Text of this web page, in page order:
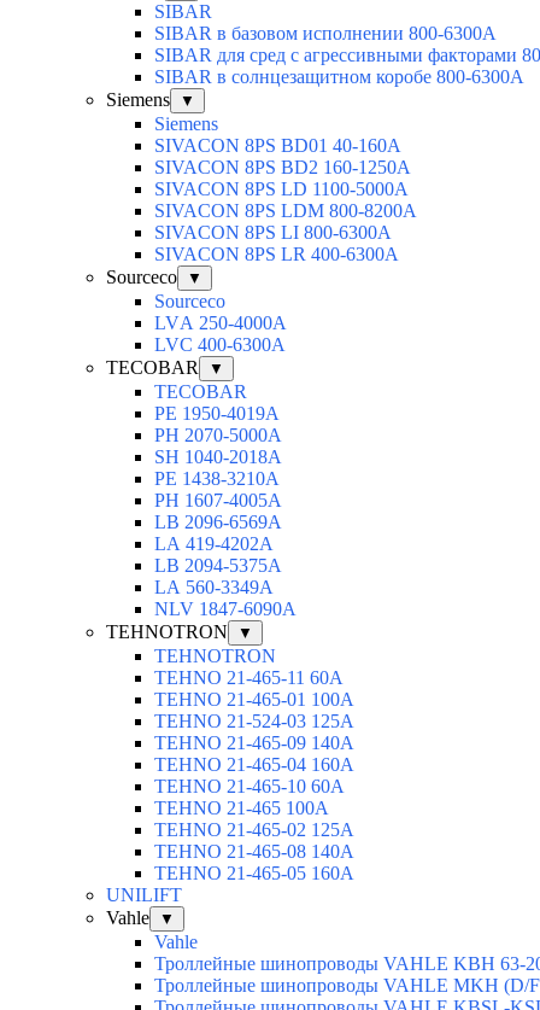
SIBAR
SIBAR в базовом исполнении 800-6300А
SIBAR для сред с агрессивными факторами
SIBAR в солнцезащитном коробе 800-6300А
Siemens
▼
Siemens
SIVACON 8PS BD01 40-160A
SIVACON 8PS BD2 160-1250A
SIVACON 8PS LD 1100-5000A
SIVACON 8PS LDM 800-8200A
SIVACON 8PS LI 800-6300A
SIVACON 8PS LR 400-6300A
Sourceco
▼
Sourceco
LVА 250-4000А
LVС 400-6300А
TECOBAR
▼
TECOBAR
РЕ 1950-4019А
РН 2070-5000А
SН 1040-2018А
РЕ 1438-3210А
РН 1607-4005А
LB 2096-6569A
LА 419-4202А
LВ 2094-5375А
LА 560-3349А
NLV 1847-6090А
TEHNOTRON
▼
TEHNOTRON
TEHNO 21-465-11 60A
TEHNO 21-465-01 100A
TEHNO 21-524-03 125A
TEHNO 21-465-09 140A
TEHNO 21-465-04 160A
TEHNO 21-465-10 60A
TEHNO 21-465 100A
TEHNO 21-465-02 125А
TEHNO 21-465-08 140A
TEHNO 21-465-05 160A
UNILIFT
Vahle
▼
Vahle
Троллейные шинопроводы VAHLE KBH 63-
Троллейные шинопроводы VAHLE MKH (D/